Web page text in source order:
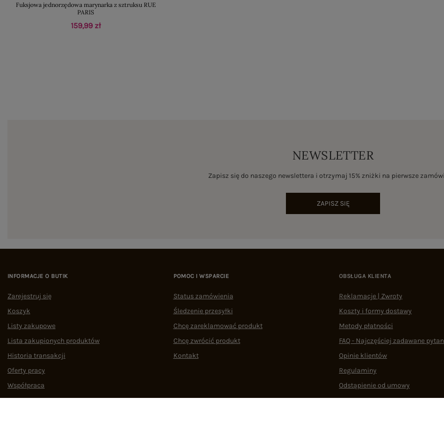
Fuksjowa jednorzędowa marynarka z sztruksu RUE
PARIS
159,99 zł
NEWSLETTER
Zapisz się do naszego newslettera i otrzymaj 15% zniżki na pierwsze
ZAPISZ SIĘ
INFORMACJE O BUTIK
Zarejestruj się
Koszyk
Listy zakupowe
Lista zakupionych produktów
Historia transakcji
Oferty pracy
Współpraca
POMOC I WSPARCIE
Status zamówienia
Śledzenie przesyłki
Chcę zareklamować produkt
Chcę zwrócić produkt
Kontakt
OBSŁUGA KLIENTA
Reklamacje | Zwroty
Koszty i formy dostawy
Metody płatności
FAQ - Najczęściej zadawane
Opinie klientów
Regulaminy
Odstąpienie od umowy